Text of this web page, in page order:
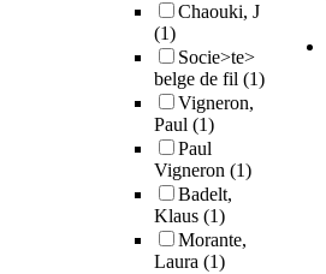
Chaouki, J
(1)
Socie>te>
belge de fil (1)
Vigneron,
Paul (1)
Paul
Vigneron (1)
Badelt,
Klaus (1)
Morante,
Laura (1)